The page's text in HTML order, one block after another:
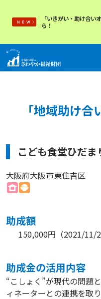
「いきがい・助け合
ら！
「地域助け
こども食堂ひだま
大阪府大阪市東住吉区
助成額
150,000円 （2021/11/
助成⾦の活⽤内容
“こしょく”が現代の問題
ィネーターとの連携を取